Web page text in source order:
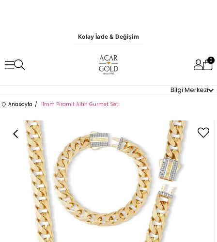
Kolay İade & Değişim
0
Bilgi Merkezi
Anasayfa 11mm Piramit Altın Gurmet Set